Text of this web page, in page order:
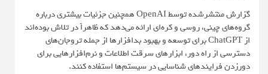
گزارش منتشرشده توسط OpenAI همچنین جزئیات بیشتری درباره
گروه‌های چینی، روسی و کره‌ای ارائه می‌دهد که ظاهراً در تلاش بوده‌اند
از ChatGPT برای توسعه و بهبود بدافزارها از جمله تروجان‌های
دسترسی از راه دور، ابزارهای سرقت اطلاعات و نرم‌افزارهایی برای
دورزدن فرایندهای شناسایی در سیستم‌ها استفاده کنند.